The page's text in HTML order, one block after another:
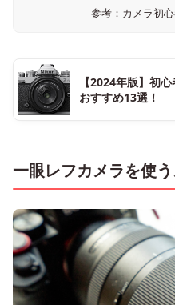
参考：カメラ初
【2024年版】初
おすすめ13選！
一眼レフカメラを使